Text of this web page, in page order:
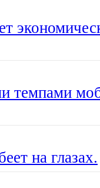
темпами
на глазах.